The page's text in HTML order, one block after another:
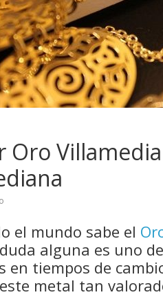
Oro
el mundo sabe el
alguna es uno
en tiempos de
metal tan